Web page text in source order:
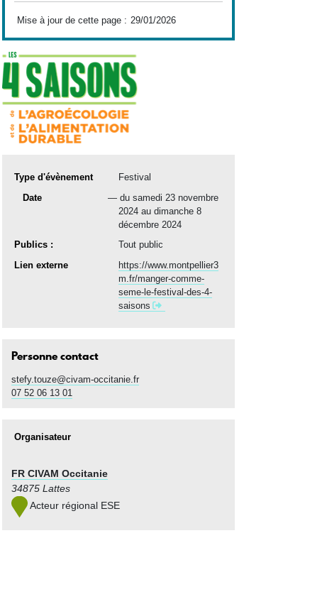
Mise à jour de cette page : 29/01/2026
Type d'évènement
Festival
Date
date(s)
du samedi 23 novembre
2024 au dimanche 8
décembre 2024
Publics :
Tout public
Lien externe
https://www.montpellier3
m.fr/manger-comme-
seme-le-festival-des-4-
saisons
Personne contact
stefy.touze@civam-occitanie.fr
07 52 06 13 01
Organisateur
FR CIVAM Occitanie
34875 Lattes
Acteur régional ESE